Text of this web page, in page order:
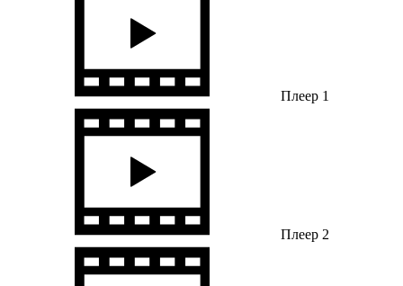
Плеер 1
Плеер 2